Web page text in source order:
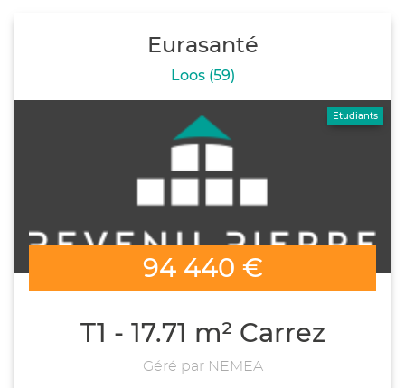
Eurasanté
Loos (59)
Etudiants
94 440 €
T1 - 17.71 m² Carrez
Géré par NEMEA